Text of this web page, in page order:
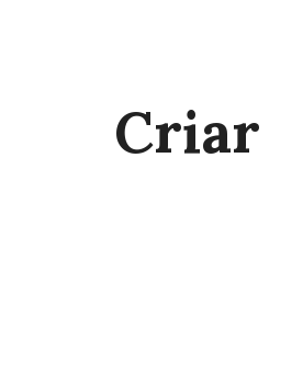
Criar